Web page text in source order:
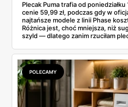
Plecak Puma trafia od
cenie 59,99 zł, podczas gdy w
najtańsze modele z linii Phase
Różnica jest, choć mniejsza, niż
szyld — dlatego zanim rzuciłam
rozpiska: co dokładnie sprzedaje
odpowiedniki u producenta i komu
się opłaci.
POLECAMY